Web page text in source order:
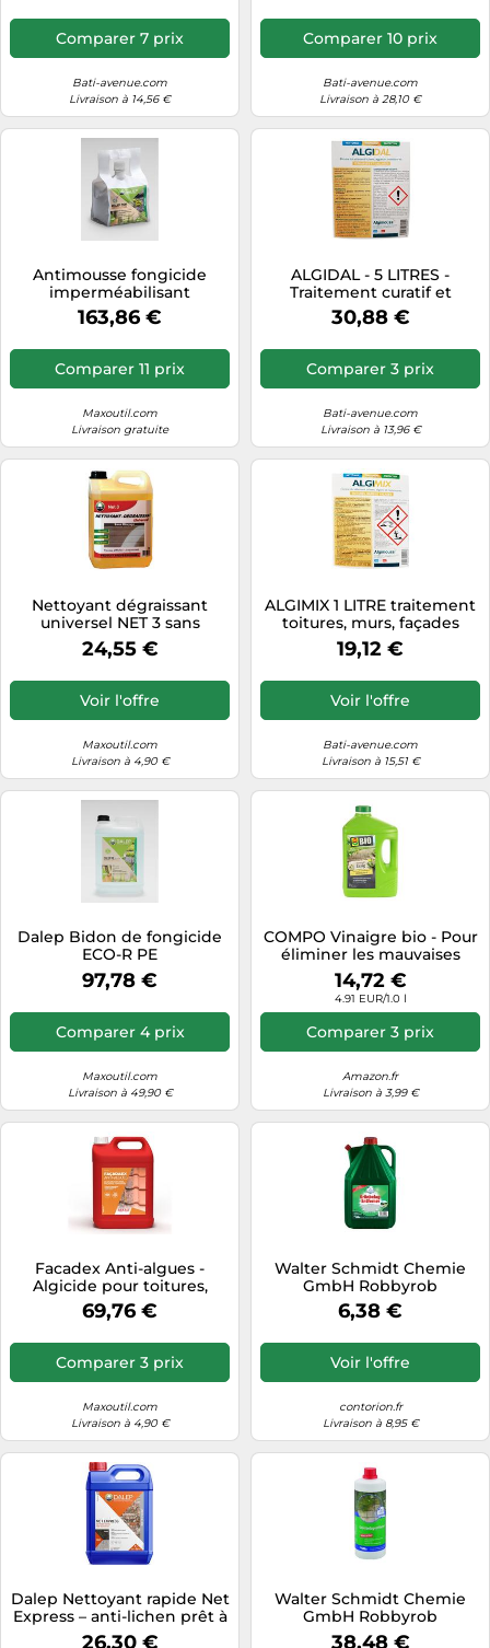
Comparer 7 prix
Bati-avenue.com
Livraison à 14,56 €
Comparer 10 prix
Bati-avenue.com
Livraison à 28,10 €
Antimousse fongicide
imperméabilisant
concentré - Dalep 3100 Eco
R 5L DALEP
163,86 €
Comparer 11 prix
Maxoutil.com
Livraison gratuite
ALGIDAL - 5 LITRES -
Traitement curatif et
préventif dallages, sols
exterieurs ALGIMOUSS -
003003
30,88 €
Comparer 3 prix
Bati-avenue.com
Livraison à 13,96 €
Nettoyant dégraissant
universel NET 3 sans
rinçage DALEP - Bidon 5L -
405005
24,55 €
Voir l'offre
Maxoutil.com
Livraison à 4,90 €
ALGIMIX 1 LITRE traitement
toitures, murs, façades
Concentré à diluer
ALGIMOUSS 014001
19,12 €
Voir l'offre
Bati-avenue.com
Livraison à 15,51 €
Dalep Bidon de fongicide
ECO-R PE
97,78 €
Comparer 4 prix
Maxoutil.com
Livraison à 49,90 €
COMPO Vinaigre bio - Pour
éliminer les mauvaises
herbes - 100% naturel - 3 l
pour 500 m² - Jaune
14,72 €
4.91 EUR/1.0 l
Comparer 3 prix
Amazon.fr
Livraison à 3,99 €
Facadex Anti-algues -
Algicide pour toitures,
façade, terrasses - Bidon 5 L
- AEXALT - AM402
69,76 €
Comparer 3 prix
Maxoutil.com
Livraison à 4,90 €
Walter Schmidt Chemie
GmbH Robbyrob
Détachant de verdure prêt
à l’emploi 5L Quantité:1
6,38 €
Voir l'offre
contorion.fr
Livraison à 8,95 €
Dalep Nettoyant rapide Net
Express – anti-lichen prêt à
l'emploi 5 L
26,30 €
Walter Schmidt Chemie
GmbH Robbyrob
Concentré éliminateur de
38,48 €